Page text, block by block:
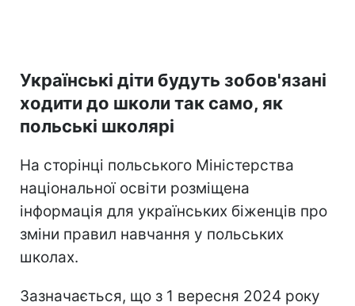
Українські діти будуть зобов'язані
ходити до школи так само, як
польські школярі
На сторінці польського Міністерства
національної освіти розміщена
інформація для українських біженців про
зміни правил навчання у польських
школах.
Зазначається, що з 1 вересня 2024 року